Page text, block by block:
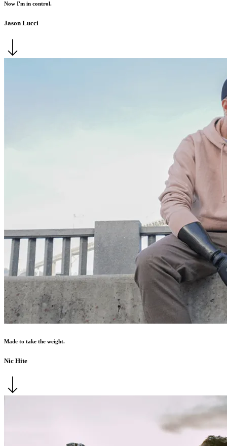
Now I'm in control.
Jason Lucci
Made to take the weight.
Nic Hite